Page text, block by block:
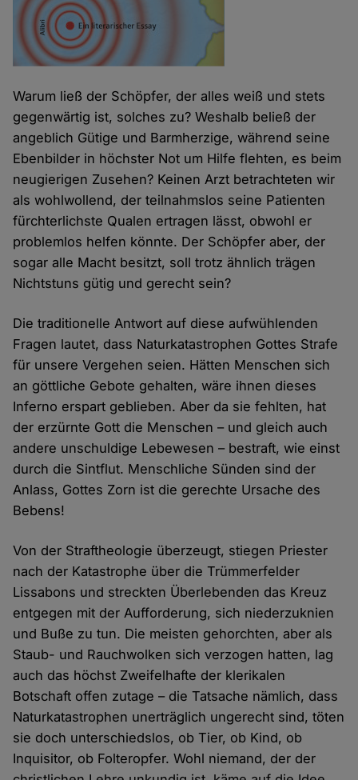
Warum ließ der Schöpfer, der alles weiß und stets
gegenwärtig ist, solches zu? Weshalb beließ der
angeblich Gütige und Barmherzige, während seine
Ebenbilder in höchster Not um Hilfe flehten, es beim
neugierigen Zusehen? Keinen Arzt betrachteten wir
als wohlwollend, der teilnahmslos seine Patienten
fürchterlichste Qualen ertragen lässt, obwohl er
problemlos helfen könnte. Der Schöpfer aber, der
sogar alle Macht besitzt, soll trotz ähnlich trägen
Nichtstuns gütig und gerecht sein?
Die traditionelle Antwort auf diese aufwühlenden
Fragen lautet, dass Naturkatastrophen Gottes Strafe
für unsere Vergehen seien. Hätten Menschen sich
an göttliche Gebote gehalten, wäre ihnen dieses
Inferno erspart geblieben. Aber da sie fehlten, hat
der erzürnte Gott die Menschen – und gleich auch
andere unschuldige Lebewesen – bestraft, wie einst
durch die Sintflut. Menschliche Sünden sind der
Anlass, Gottes Zorn ist die gerechte Ursache des
Bebens!
Von der Straftheologie überzeugt, stiegen Priester
nach der Katastrophe über die Trümmerfelder
Lissabons und streckten Überlebenden das Kreuz
entgegen mit der Aufforderung, sich niederzuknien
und Buße zu tun. Die meisten gehorchten, aber als
Staub- und Rauchwolken sich verzogen hatten, lag
auch das höchst Zweifelhafte der klerikalen
Botschaft offen zutage – die Tatsache nämlich, dass
Naturkatastrophen unerträglich ungerecht sind, töten
sie doch unterschiedslos, ob Tier, ob Kind, ob
Inquisitor, ob Folteropfer. Wohl niemand, der der